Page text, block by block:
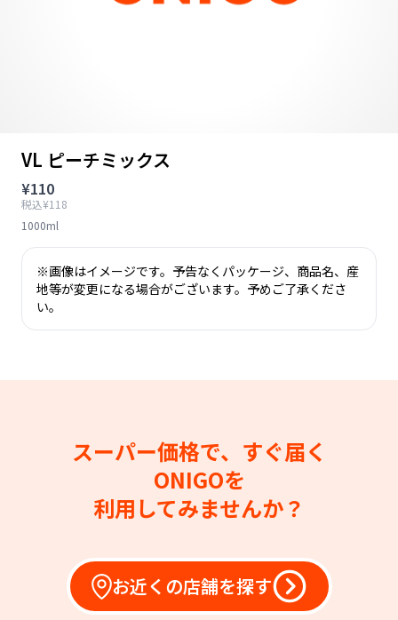
VL ピーチミックス
¥110
税込¥118
1000ml
※画像はイメージです。予告なくパッケージ、商品名、産
地等が変更になる場合がございます。予めご了承くださ
い。
スーパー価格で、すぐ届く
ONIGOを
利用してみませんか？
お近くの店舗を探す